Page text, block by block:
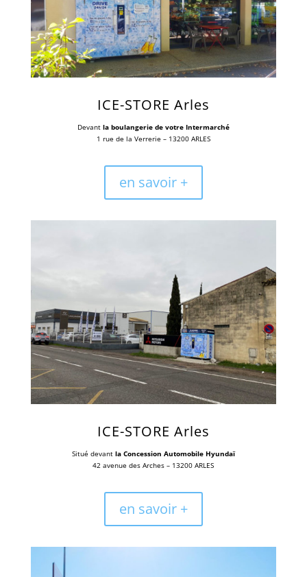
ICE-STORE Arles
Devant la boulangerie de votre Intermarché
1 rue de la Verrerie – 13200 ARLES
en savoir +
ICE-STORE Arles
Situé devant la Concession Automobile Hyundaï
42 avenue des Arches – 13200 ARLES
en savoir +